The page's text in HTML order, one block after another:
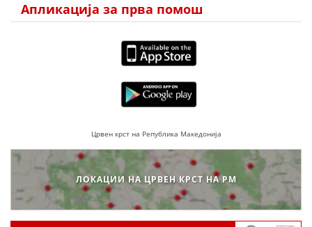
Апликација за прва помош
Црвен крст на Република Македонија
ЛОКАЦИИ НА ЦРВЕН КРСТ НА РМ